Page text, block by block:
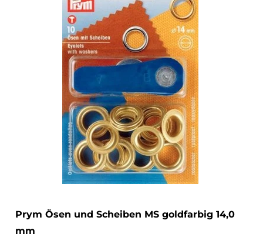
Prym Ösen und Scheiben MS goldfarbig 14,0
mm